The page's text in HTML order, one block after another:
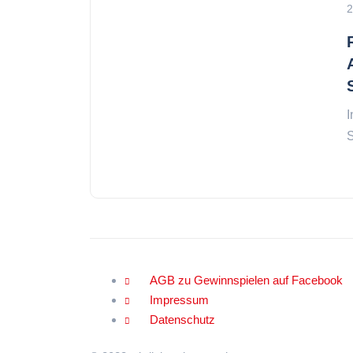
AGB zu Gewinnspielen auf Facebook
Impressum
Datenschutz